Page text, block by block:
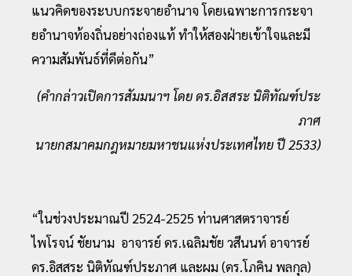
แนวคิดของระบบกระจายอำนาจ โดยเฉพาะการกระจา
ยอำนาจท้องถิ่นอย่างถ่องแท้ ทำให้สองฝ่ายเข้าใจและมี
ความสัมพันธ์ที่ดีต่อกัน”
(คำกล่าวเปิดการสัมมนาฯ โดย ดร.อิสสระ นิติทัณฑ์ประ
ภาศ
นายกสมาคมกฎหมายมหาชนแห่งประเทศไทย ปี 2533)
“ในช่วงประมาณปี 2524-2525 ท่านศาสตราจารย์
ไพโรจน์ ชัยนาม อาจารย์ ดร.เฉลิมชัย วสีนนท์ อาจารย์
ดร.อิสสระ นิติทัณฑ์ประภาศ และผม (ดร.โภคิน พลกุล)